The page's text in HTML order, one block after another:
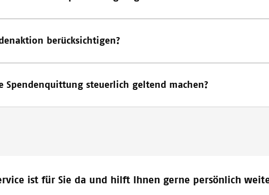
berücksichtigen?
Spendenquittung steuerlich geltend machen?
ist für Sie da und hilft Ihnen gerne persönlich